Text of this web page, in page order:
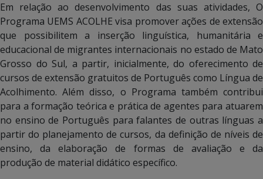
Em relação ao desenvolvimento das suas atividades, O
Programa UEMS ACOLHE visa promover ações de extensão
que possibilitem a inserção linguística, humanitária e
educacional de migrantes internacionais no estado de Mato
Grosso do Sul, a partir, inicialmente, do oferecimento de
cursos de extensão gratuitos de Português como Língua de
Acolhimento. Além disso, o Programa também contribui
para a formação teórica e prática de agentes para atuarem
no ensino de Português para falantes de outras línguas a
partir do planejamento de cursos, da definição de níveis de
ensino, da elaboração de formas de avaliação e da
produção de material didático específico.